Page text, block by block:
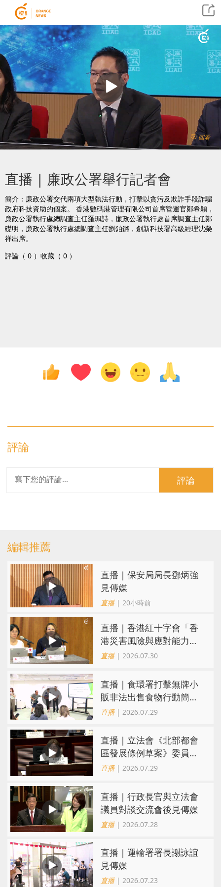
回看
直播 | 廉政公署舉行記者會
簡介：廉政公署交代兩項大型執法行動，打擊以貪污及欺詐手段詐騙
政府科技資助的個案。 香港數碼港管理有限公司首席營運官鄭希穎，
廉政公署執行處總調查主任羅珮詩，廉政公署執行處首席調查主任鄭
礎明，廉政公署執行處總調查主任劉鉑鏘，創新科技署高級經理沈榮
祥出席。
評論（ 0 ） 收藏（ 0 ）
評論
評論
編輯推薦
直播｜保安局局長鄧炳強
見傳媒
直播| 20小時前
直播｜香港紅十字會「香
港災害風險與應對能力地
圖2026」研究發佈會
直播| 2026.07.30
直播｜食環署打擊無牌小
販非法出售食物行動簡報
會
直播| 2026.07.29
直播｜立法會《北部都會
區發展條例草案》委員會
會議
直播| 2026.07.29
直播｜行政長官與立法會
議員對談交流會後見傳媒
直播| 2026.07.28
直播｜運輸署署長謝詠誼
見傳媒
直播| 2026.07.23